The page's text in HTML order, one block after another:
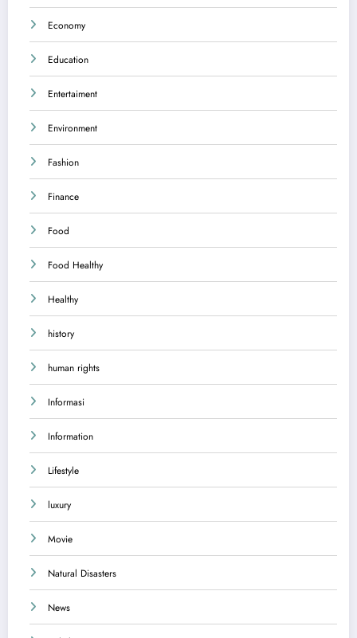
Economy
Education
Entertaiment
Environment
Fashion
Finance
Food
Food Healthy
Healthy
history
human rights
Informasi
Information
Lifestyle
luxury
Movie
Natural Disasters
News